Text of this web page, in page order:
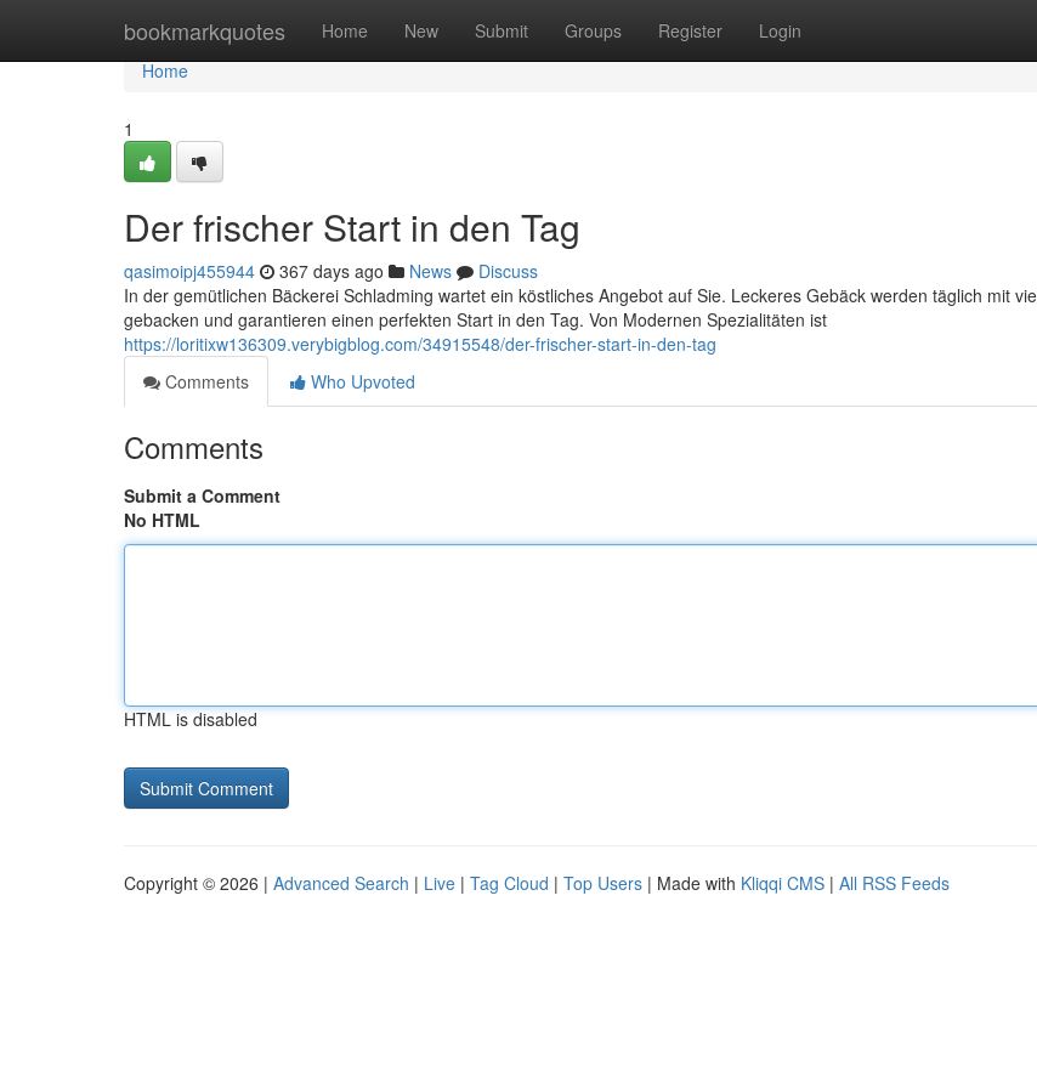
bookmarkquotes Home New Submit Groups Register Login
Home
Home
1
Der frischer Start in den Tag
qasimoipj455944 367 days ago News
Discuss
In der gemütlichen Bäckerei Schladming wartet ein köstliches Angebot auf Sie. Leckeres Gebäck werden täglich mit
gebacken und garantieren einen perfekten Start in den Tag. Von Modernen Spezialitäten ist
https://loritixw136309.verybigblog.com/34915548/der-frischer-start-in-den-tag
Comments
Who Upvoted
Comments
Submit a Comment
No HTML
HTML is disabled
Copyright © 2026 | Advanced Search | Live | Tag Cloud | Top Users | Made with Kliqqi CMS | All RSS Feeds